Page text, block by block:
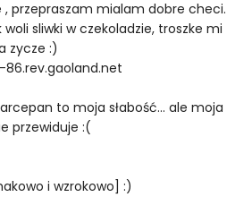
, przepraszam mialam dobre checi.
sliwki w czekoladzie, troszke mi
zycze :)
86.rev.gaoland.net
to moja słabość… ale moja
przewiduje :(
i wzrokowo] :)